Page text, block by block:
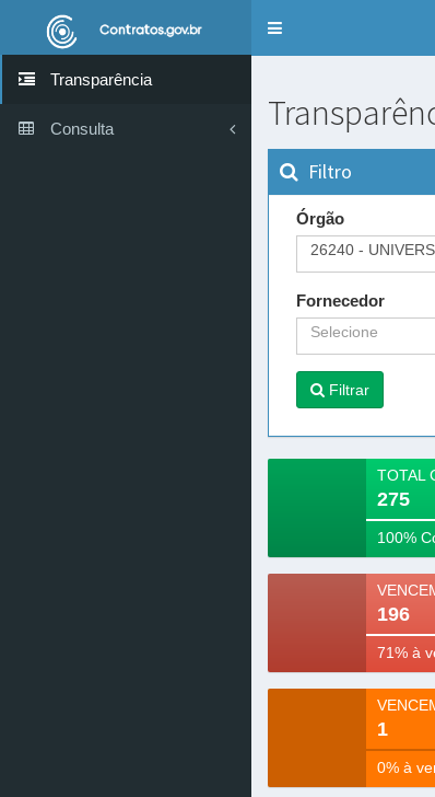
Alternar
Transparência
Consulta
Filtro
Órgão
26240 -
Fornecedor
Selecione
Filtrar
TOTAL
275
196
1